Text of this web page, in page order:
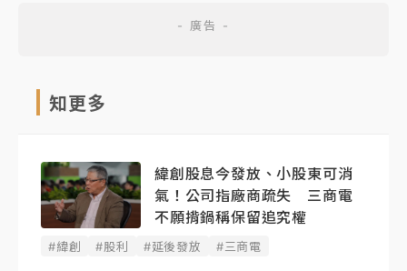
知更多
緯創股息今發放、小股東可消
氣！公司指廠商疏失 三商電
不願揹鍋稱保留追究權
#緯創 #股利 #延後發放 #三商電